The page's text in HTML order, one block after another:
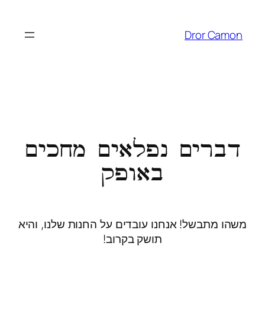
Dror Camon
דברים נפלאים מחכים
באופק
משהו מתבשל! אנחנו עובדים על החנות שלנו, והיא
תושק בקרוב!